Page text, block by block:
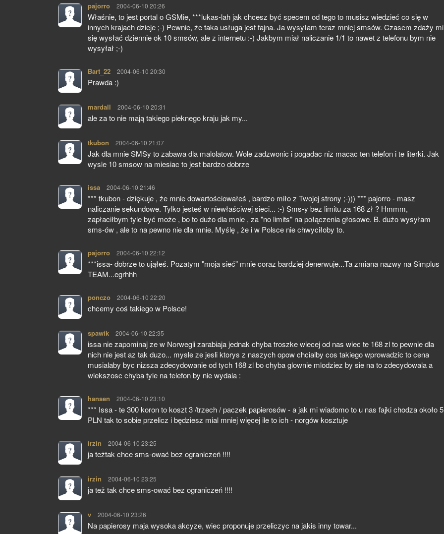
pajorro pisze:
2004-06-10 20:26
Właśnie, to jest portal o GSMie, ***lukas-lah jak chcesz być specem od tego to musisz wiedzieć co się w
innych krajach dzieje ;-) Pewnie, że taka usługa jest fajna. Ja wysyłam teraz mniej smsów. Czasem zdaży mi
się wysłać dziennie ok 10 smsów, ale z internetu :-) Jakbym miał naliczanie 1/1 to nawet z telefonu bym nie
wysyłał ;-)
Bart_22 pisze:
2004-06-10 20:30
Prawda :)
mardall pisze:
2004-06-10 20:31
ale za to nie mają takiego pieknego kraju jak my...
tkubon pisze:
2004-06-10 21:07
Jak dla mnie SMSy to zabawa dla malolatow. Wole zadzwonic i pogadac niz macac ten telefon i te literki. Jak
wysle 10 smsow na miesiac to jest bardzo dobrze
issa pisze:
2004-06-10 21:46
*** tkubon - dziękuje , że mnie dowartościowałeś , bardzo miło z Twojej strony ;-))) *** pajorro - masz
naliczanie sekundowe. Tylko jesteś w niewłaściwej sieci... :-) Sms-y bez limitu za 168 zł ? Hmmm,
zapłaciłbym tyle być może , bo to dużo dla mnie , za "no limits" na połączenia głosowe. B. dużo wysyłam
sms-ów , ale to na pewno nie dla mnie. Myślę , że i w Polsce nie chwyciłoby to.
pajorro pisze:
2004-06-10 22:12
***issa- dobrze to ująłeś. Pozatym "moja sieć" mnie coraz bardziej denerwuje...Ta zmiana nazwy na Simplus
TEAM...egrhhh
ponczo pisze:
2004-06-10 22:20
chcemy coś takiego w Polsce!
spawik pisze:
2004-06-10 22:35
issa nie zapominaj ze w Norwegii zarabiaja jednak chyba troszke wiecej od nas wiec te 168 zl to pewnie dla
nich nie jest az tak duzo... mysle ze jesli ktorys z naszych opow chcialby cos takiego wprowadzic to cena
musialaby byc nizsza zdecydowanie od tych 168 zl bo chyba glownie mlodziez by sie na to zdecydowala a
wiekszosc chyba tyle na telefon by nie wydala :
hansen pisze:
2004-06-10 23:10
*** Issa - te 300 koron to koszt 3 /trzech / paczek papierosów - a jak mi wiadomo to u nas fajki chodza około 5
PLN tak to sobie przelicz i będziesz mial mniej więcej ile to ich - norgów kosztuje
irzin pisze:
2004-06-10 23:25
ja teżtak chce sms-ować bez ograniczeń !!!!
irzin pisze:
2004-06-10 23:25
ja też tak chce sms-ować bez ograniczeń !!!!
v pisze:
2004-06-10 23:26
Na papierosy maja wysoka akcyze, wiec proponuje przeliczyc na jakis inny towar...